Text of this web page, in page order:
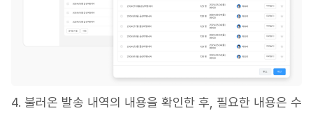
4. 불러온 발송 내역의 내용을 확인한 후, 필요한 내용은 수